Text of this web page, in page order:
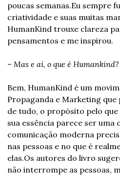
poucas semanas.Eu sempre
criatividade e suas muitas
HumanKind trouxe clareza
pensamentos e me inspirou.
– Mas e aí, o que é Humankind?
Bem, HumanKind é um
Propaganda e Marketing
de tudo, o propósito pelo que
sua essência parece ser uma
comunicação moderna
nas pessoas e no que é
elas.Os autores do livro
não interrompe as pessoas,